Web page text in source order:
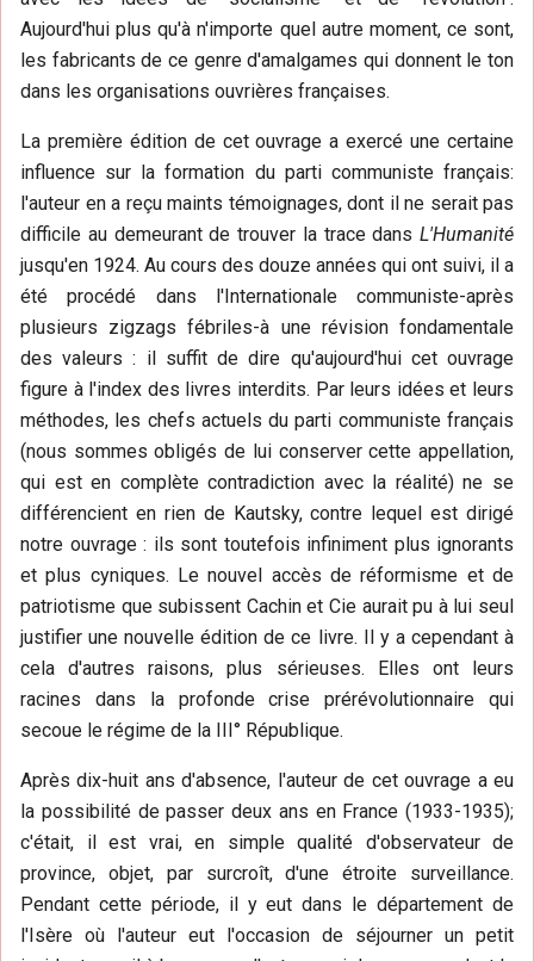
Aujourd'hui plus qu'à n'importe quel autre moment, ce sont,
les fabricants de ce genre d'amalgames qui donnent le ton
dans les organisations ouvrières françaises.
La première édition de cet ouvrage a exercé une certaine
influence sur la formation du parti communiste français:
l'auteur en a reçu maints témoignages, dont il ne serait pas
difficile au demeurant de trouver la trace dans L'Humanité
jusqu'en 1924. Au cours des douze années qui ont suivi, il a
été procédé dans l'Internationale communiste-après
plusieurs zigzags fébriles-à une révision fondamentale
des valeurs : il suffit de dire qu'aujourd'hui cet ouvrage
figure à l'index des livres interdits. Par leurs idées et leurs
méthodes, les chefs actuels du parti communiste français
(nous sommes obligés de lui conserver cette appellation,
qui est en complète contradiction avec la réalité) ne se
différencient en rien de Kautsky, contre lequel est dirigé
notre ouvrage : ils sont toutefois infiniment plus ignorants
et plus cyniques. Le nouvel accès de réformisme et de
patriotisme que subissent Cachin et Cie aurait pu à lui seul
justifier une nouvelle édition de ce livre. Il y a cependant à
cela d'autres raisons, plus sérieuses. Elles ont leurs
racines dans la profonde crise prérévolutionnaire qui
secoue le régime de la III° République.
Après dix-huit ans d'absence, l'auteur de cet ouvrage a eu
la possibilité de passer deux ans en France (1933-1935);
c'était, il est vrai, en simple qualité d'observateur de
province, objet, par surcroît, d'une étroite surveillance.
Pendant cette période, il y eut dans le département de
l'Isère où l'auteur eut l'occasion de séjourner un petit